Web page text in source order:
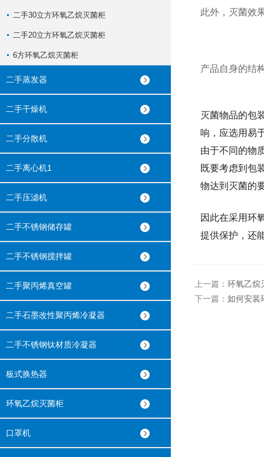
二手30立方环氧乙烷灭菌柜
二手20立方环氧乙烷灭菌柜
6方环氧乙烷灭菌柜
二手蒸发器
二手干燥机
二手分散机
二手离心机1
二手压滤机
二手不锈钢储存罐
二手不锈钢搅拌罐
二手聚丙烯真空罐
二手石墨改性聚丙烯冷凝器
二手不锈钢钛材质冷凝器
板式换热器
环氧乙烷灭菌柜
口罩机
此外，灭菌效
产品自身的结
灭菌物品的包
响，应选用易
由于不同的物
既要考虑到包
物达到灭菌的
因此在采用环
提供保护，还
上一篇： 环氧乙烷
下一篇： 如何安装